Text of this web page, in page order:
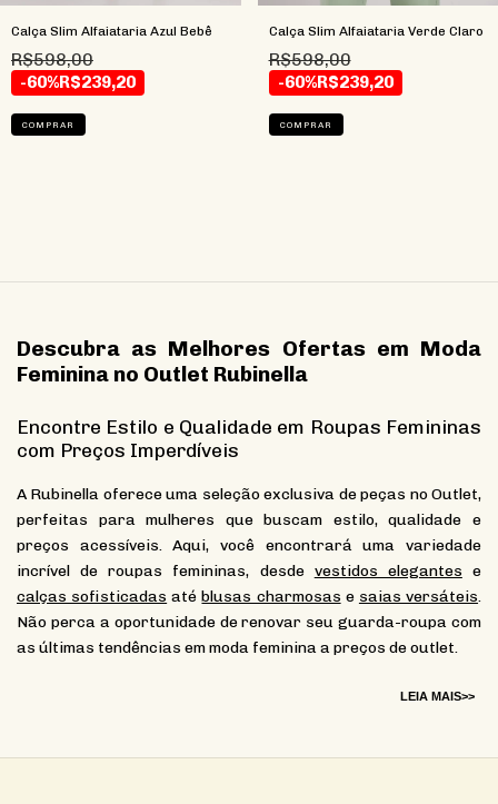
Calça Slim Alfaiataria Azul Bebê
R$598,00
-60%R$239,20
COMPRAR
Calça Slim Alfaiataria Verde Claro
R$598,00
-60%R$239,20
COMPRAR
Descubra as Melhores Ofertas em Moda
Feminina no Outlet Rubinella
Encontre Estilo e Qualidade em Roupas Femininas
com Preços Imperdíveis
A Rubinella oferece uma seleção exclusiva de peças no Outlet,
perfeitas para mulheres que buscam estilo, qualidade e
preços acessíveis. Aqui, você encontrará uma variedade
incrível de roupas femininas, desde vestidos elegantes e
calças sofisticadas atéblusas charmosas e saias versáteis.
Não perca a oportunidade de renovar seu guarda-roupa com
as últimas tendências em moda feminina a preços de outlet.
LEIA MAIS>>